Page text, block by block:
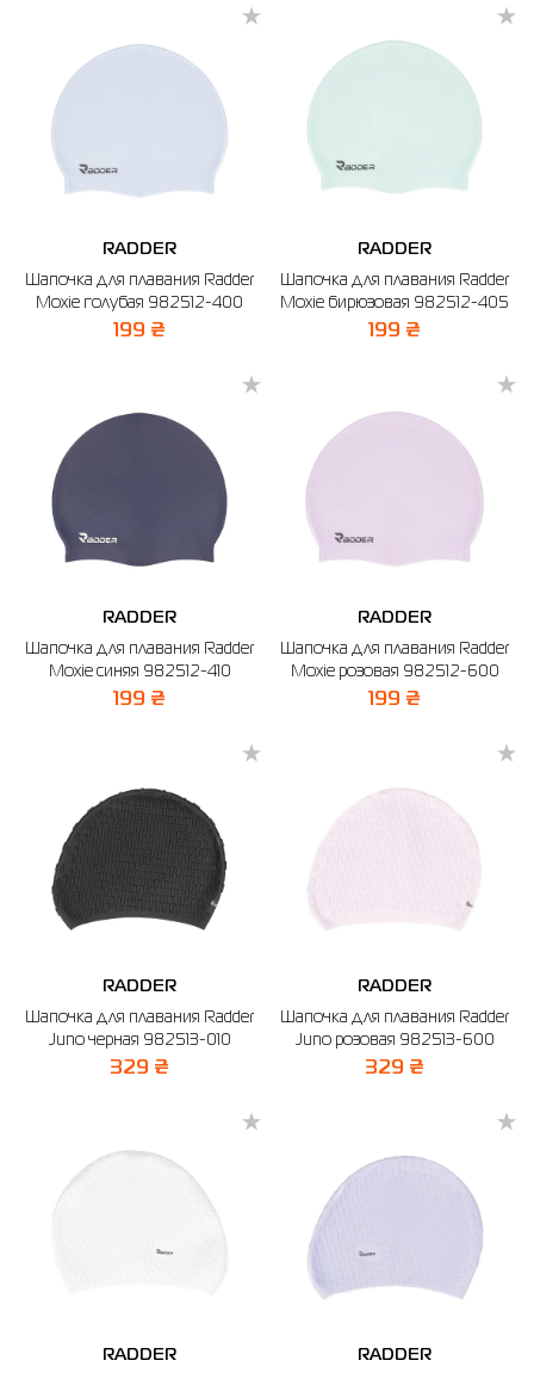
RADDER
Шапочка для плавания Radder
Moxie голубая 982512-400
199 ₴
RADDER
Шапочка для плавания Radder
Moxie бирюзовая 982512-405
199 ₴
RADDER
Шапочка для плавания Radder
Moxie синяя 982512-410
199 ₴
RADDER
Шапочка для плавания Radder
Moxie розовая 982512-600
199 ₴
RADDER
Шапочка для плавания Radder
Juno черная 982513-010
329 ₴
RADDER
Шапочка для плавания Radder
Juno розовая 982513-600
329 ₴
RADDER RADDER